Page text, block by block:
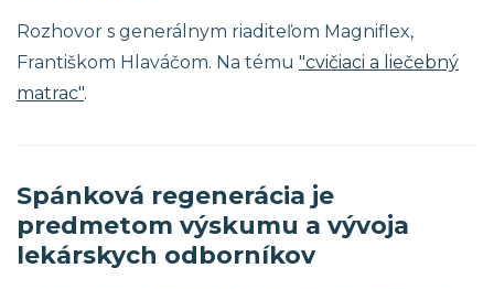
Rozhovor s generálnym riaditeľom Magniflex,
Františkom Hlaváčom. Na tému "cvičiaci a liečebný
matrac".
Spánková regenerácia je
predmetom výskumu a vývoja
lekárskych odborníkov